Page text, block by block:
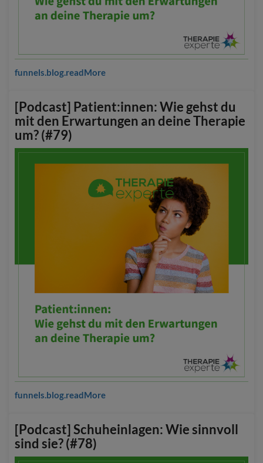
funnels.blog.readMore
[Podcast] Patient:innen: Wie gehst du
mit den Erwartungen an deine Therapie
um? (#79)
funnels.blog.readMore
[Podcast] Schuheinlagen: Wie sinnvoll
sind sie? (#78)